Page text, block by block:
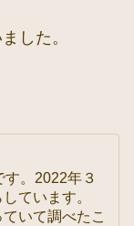
した。
。2022年３
ています。
いて調べたこ